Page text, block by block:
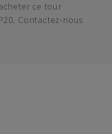
ce tour
Contactez-nous